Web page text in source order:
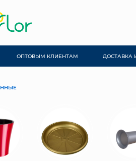
ОПТОВЫМ КЛИЕНТАМ ДОСТАВКА